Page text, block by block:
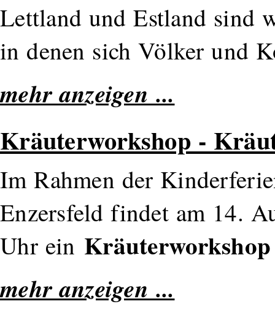
Lettland und Estland sind
in denen sich Völker und
mehr anzeigen ...
Kräuterworkshop -
Im Rahmen der
Enzersfeld findet am 14.
Uhr ein Kräuterworkshop
mehr anzeigen ...